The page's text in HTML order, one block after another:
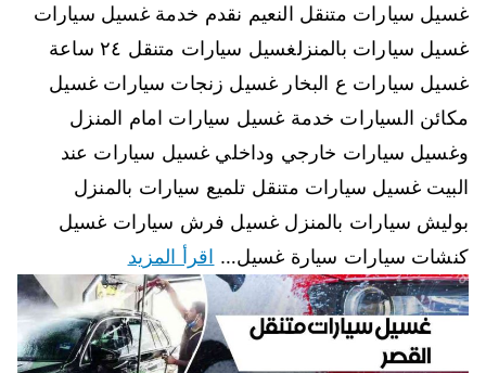
غسيل سيارات متنقل النعيم نقدم خدمة غسيل سيارات
غسيل سيارات بالمنزلغسيل سيارات متنقل ٢٤ ساعة
غسيل سيارات ع البخار غسيل زنجات سيارات غسيل
مكائن السيارات خدمة غسيل سيارات امام المنزل
وغسيل سيارات خارجي وداخلي غسيل سيارات عند
البيت غسيل سيارات متنقل تلميع سيارات بالمنزل
بوليش سيارات بالمنزل غسيل فرش سيارات غسيل
كنشات سيارات سيارة غسيل… اقرأ المزيد